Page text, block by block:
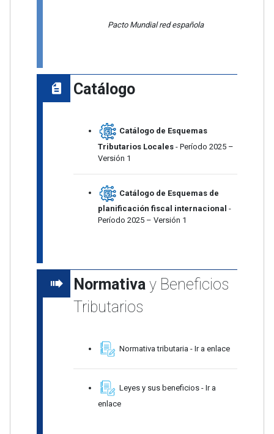
Pacto Mundial red española
Catálogo
Catálogo de Esquemas
Tributarios Locales- Período 2025 –
Versión 1
Catálogo de Esquemas de
planificación fiscal internacional -
Período 2025 – Versión 1
Normativay Beneficios
Tributarios
Normativa tributaria - Ir a enlace
Leyes y sus beneficios - Ir a
enlace